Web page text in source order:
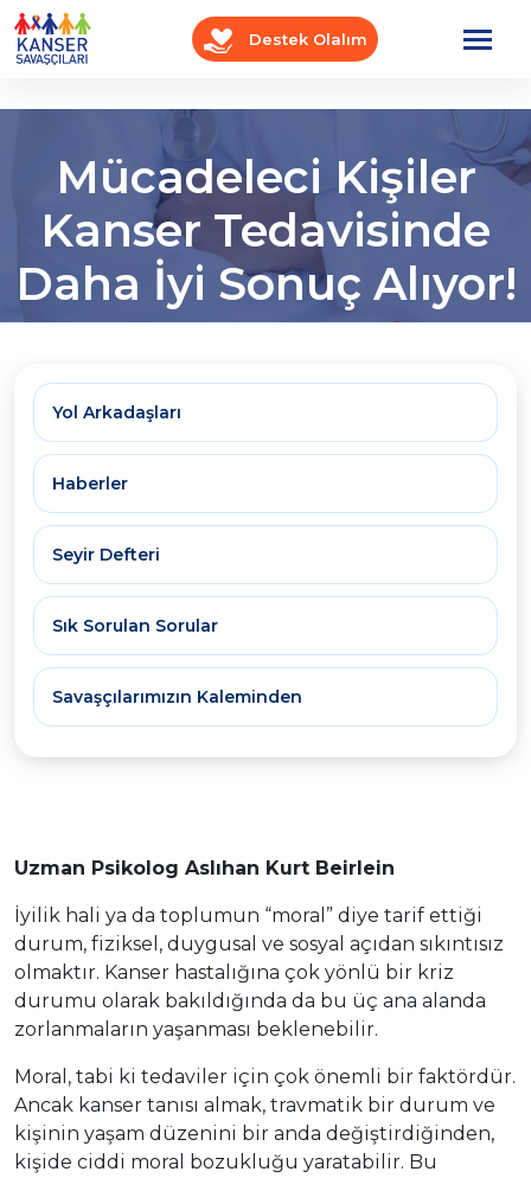
Destek Olalım
Mücadeleci Kişiler
Kanser Tedavisinde
Daha İyi Sonuç Alıyor!
Yol Arkadaşları
Haberler
Seyir Defteri
Sık Sorulan Sorular
Savaşçılarımızın Kaleminden
Uzman Psikolog Aslıhan Kurt Beirlein
İyilik hali ya da toplumun “moral” diye tarif ettiği
durum, fiziksel, duygusal ve sosyal açıdan sıkıntısız
olmaktır. Kanser hastalığına çok yönlü bir kriz
durumu olarak bakıldığında da bu üç ana alanda
zorlanmaların yaşanması beklenebilir.
Moral, tabi ki tedaviler için çok önemli bir faktördür.
Ancak kanser tanısı almak, travmatik bir durum ve
kişinin yaşam düzenini bir anda değiştirdiğinden,
kişide ciddi moral bozukluğu yaratabilir. Bu